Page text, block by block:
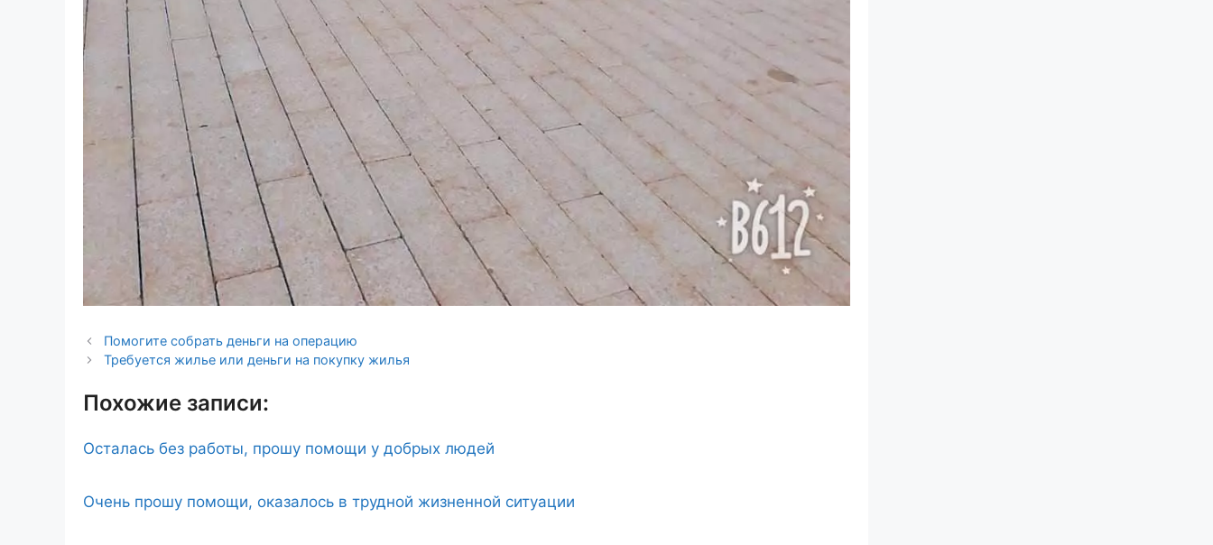
Помогите собрать деньги на операцию
Требуется жилье или деньги на покупку жилья
Похожие записи:
Осталась без работы, прошу помощи у добрых людей
Очень прошу помощи, оказалось в трудной жизненной ситуации